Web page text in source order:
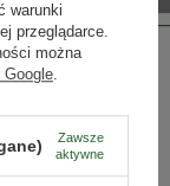
warunki
przeglądarce.
można
Google.
Zawsze
aktywne